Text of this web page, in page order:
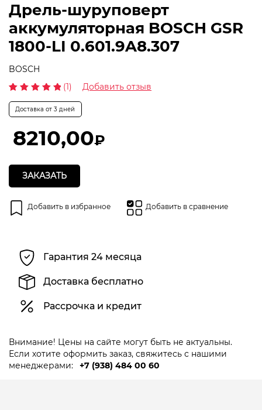
Дрель-шуруповерт
аккумуляторная BOSCH GSR
1800-LI 0.601.9A8.307
BOSCH
5.00
из 5 на основе
опроса
(1) Добавить отзыв
Доставка от 3 дней
8210,00₽
ЗАКАЗАТЬ
Добавить в избранное Добавить в сравнение
Гарантия 24 месяца
Доставка бесплатно
Рассрочка и кредит
Внимание! Цены на сайте могут быть не актуальны.
Если хотите оформить заказ, свяжитесь с нашими
менеджерами:
+7 (938) 484 00 60